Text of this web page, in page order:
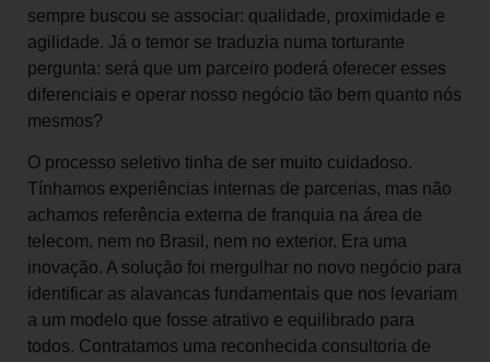
sempre buscou se associar: qualidade, proximidade e
agilidade. Já o temor se traduzia numa torturante
pergunta: será que um parceiro poderá oferecer esses
diferenciais e operar nosso negócio tão bem quanto nós
mesmos?
O processo seletivo tinha de ser muito cuidadoso.
Tínhamos experiências internas de parcerias, mas não
achamos referência externa de franquia na área de
telecom, nem no Brasil, nem no exterior. Era uma
inovação. A solução foi mergulhar no novo negócio para
identificar as alavancas fundamentais que nos levariam
a um modelo que fosse atrativo e equilibrado para
todos. Contratamos uma reconhecida consultoria de